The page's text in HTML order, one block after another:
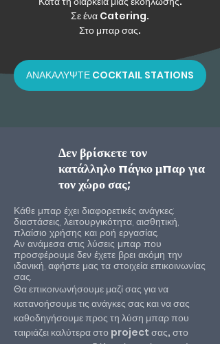
Σε ένα Catering.
Στο μπαρ σας.
ΑΝΑΚΑΛΥΨΤΕ COCKTAIL STATIONS
Δεν βρίσκετε τον
κατάλληλο πάγκο μπαρ για
τον χώρο σας;
Κάθε μπαρ έχει διαφορετικές ανάγκες:
διαστάσεις, λειτουργικότητα, αισθητική,
πλαίσιο χρήσης και ροή εργασίας.
Αν ανάμεσα στις λύσεις μπαρ που
προσφέρουμε δεν έχετε βρει ακόμη την
ιδανική, αφήστε μας τα στοιχεία επικοινωνίας
σας.​
Θα επικοινωνήσουμε μαζί σας για να
κατανοήσουμε τις ανάγκες σας και να σας
καθοδηγήσουμε προς τη λύση μπαρ που
ταιριάζει καλύτερα στο project σας, στο